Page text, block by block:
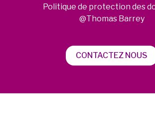
Politique de protection des
@Thomas Barrey
CONTACTEZ NOUS